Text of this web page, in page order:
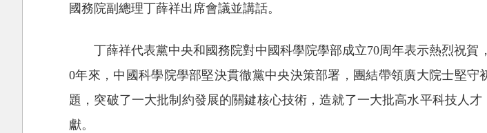
國務院副總理丁薛祥出席會議並講話。
丁薛祥代表黨中央和國務院對中國科學院學部成立70周年表示熱烈祝
0年來，中國科學院學部堅決貫徹黨中央決策部署，團結帶領廣大院士堅
題，突破了一大批制約發展的關鍵核心技術，造就了一大批高水平科技人
獻。